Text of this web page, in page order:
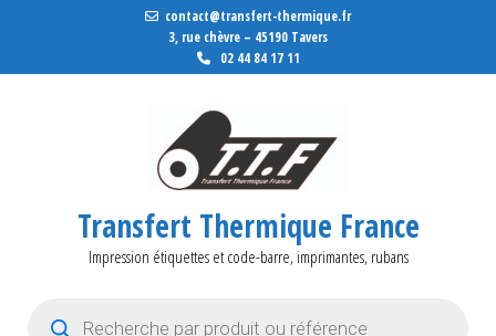
contact@transfert-thermique.fr
3, rue chèvre – 45190 Tavers
02 44 84 17 11
Transfert Thermique France
Impression étiquettes et code-barre, imprimantes, rubans